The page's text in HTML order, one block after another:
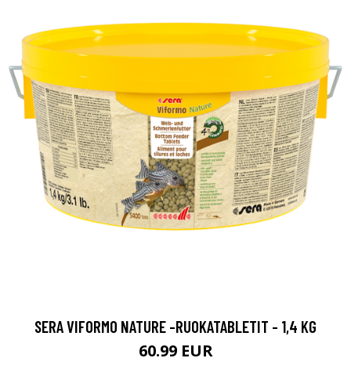
SERA VIFORMO NATURE -RUOKATABLETIT - 1,4 KG
60.99 EUR